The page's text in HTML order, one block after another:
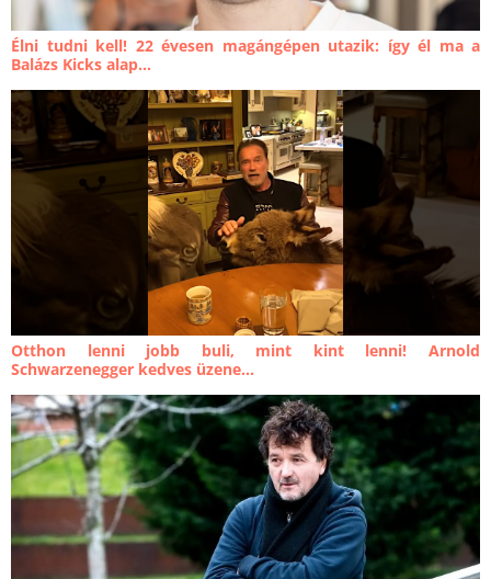
Élni tudni kell! 22 évesen magángépen utazik: így él ma a
Balázs Kicks alap...
Otthon lenni jobb buli, mint kint lenni! Arnold
Schwarzenegger kedves üzene...